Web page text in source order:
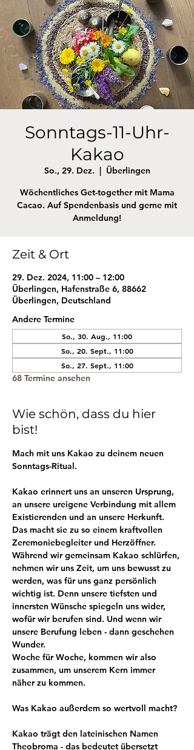
Sonntags-11-Uhr-
Kakao
So., 29. Dez.
  |
Überlingen
Wöchentliches Get-together mit Mama
Cacao. Auf Spendenbasis und gerne mit
Anmeldung!
Zeit & Ort
29. Dez. 2024, 11:00 – 12:00
Überlingen, Hafenstraße 6, 88662
Überlingen, Deutschland
Andere Termine
So., 30. Aug., 11:00
So., 20. Sept., 11:00
So., 27. Sept., 11:00
68 Termine ansehen
Wie schön, dass du hier
bist!
Mach mit uns Kakao zu deinem neuen
Sonntags-Ritual.
Kakao erinnert uns an unseren Ursprung,
an unsere ureigene Verbindung mit allem
Existierenden und an unsere Herkunft.
Das macht sie zu so einem kraftvollen
Zeremoniebegleiter und Herzöffner.
Während wir gemeinsam Kakao schlürfen,
nehmen wir uns Zeit, um uns bewusst zu
werden, was für uns ganz persönlich
wichtig ist. Denn unsere tiefsten und
innersten Wünsche spiegeln uns wider,
wofür wir berufen sind. Und wenn wir
unsere Berufung leben - dann geschehen
Wunder.
Woche für Woche, kommen wir also
zusammen, um unserem Kern immer
näher zu kommen.
Was Kakao außerdem so wertvoll macht?
Kakao trägt den lateinischen Namen
Theobroma - das bedeutet übersetzt